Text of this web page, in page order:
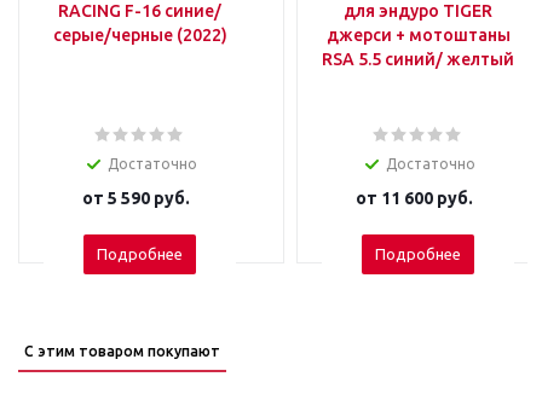
RACING F-16 синие/
серые/черные (2022)
Достаточно
от 5 590 руб.
Подробнее
для эндуро TIGER
джерси + мотоштаны
RSA 5.5 синий/ желтый
Достаточно
от 11 600 руб.
Подробнее
С этим товаром покупают